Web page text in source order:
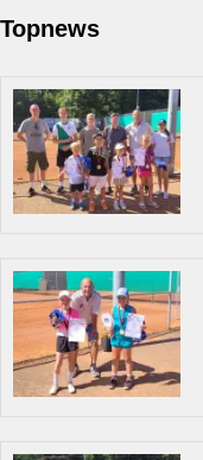
Jugend
Training
Gaststätte
Topnews